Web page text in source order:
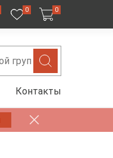
0 0
Контакты